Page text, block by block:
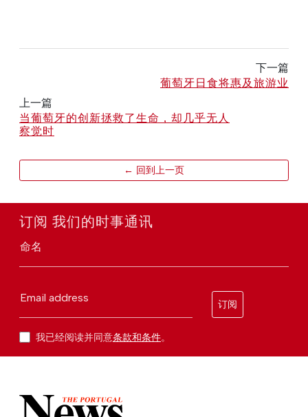
下一篇
葡萄牙日食将惠及旅游业
上一篇
当葡萄牙的创新拯救了生命，却几乎无人
察觉时
← 回到上一页
订阅 我们的时事通讯
命名
Email address
订阅
我已经阅读并同意条款和条件。